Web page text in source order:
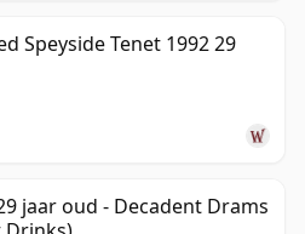
Speyside Tenet 1992 29
jaar oud - Decadent Drams